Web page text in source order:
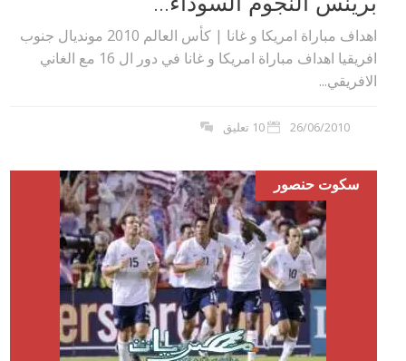
اهداف مباراة امريكا و غانا | كأس العالم 2010 مونديال جنوب
افريقيا اهداف مباراة امريكا و غانا في دور ال 16 مع الغاني
الافريقي...
26/06/2010 10 تعليق
سكوت حنصور